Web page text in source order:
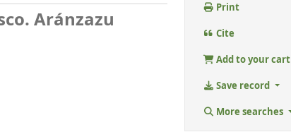
Aránzazu
Print
Cite
Add to your cart
Save record
More searches